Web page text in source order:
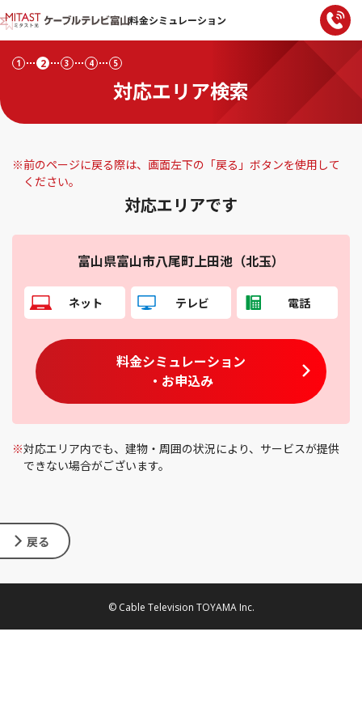
料金シミュレーション
対応エリア検索
1 2 3 4 5
※前のページに戻る際は、画面左下の「戻る」ボタンを使用して
ください。
対応エリアです
富山県富山市八尾町上田池（北玉）
ネット テレビ 電話
料金シミュレーション
・お申込み
※対応エリア内でも、建物・周囲の状況により、サービスが提供
できない場合がございます。
戻る
© Cable Television TOYAMA Inc.